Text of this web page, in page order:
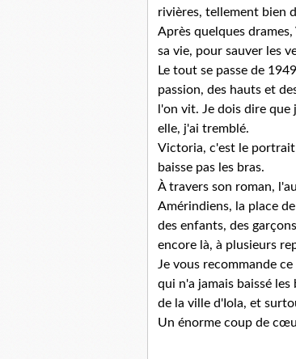
rivières, tellement bien
Après quelques
sa vie, pour sauver les
Le tout se passe de
passion, des hauts et
l'on vit. Je dois dire
elle, j'ai tremblé.
Victoria, c'est le portrait
baisse pas les bras.
À travers son roman,
Amérindiens, la place
des enfants, des
encore là, à plusieurs
Je vous recommande
qui n'a jamais baissé
de la ville d'Iola, et
Un énorme coup de